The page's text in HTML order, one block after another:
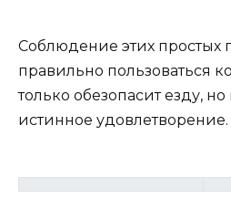
Соблюдение этих простых
правильно пользоваться
только обезопасит езду,
истинное удовлетворение.